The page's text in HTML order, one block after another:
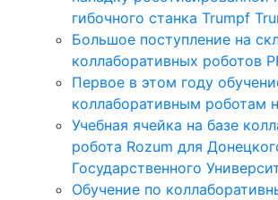
гибочного станка Trumpf
Большое поступление на
коллаборативных роботов
Первое в этом году
коллаборативным роботам
Учебная ячейка на базе
робота Rozum для
Государственного
Обучение по